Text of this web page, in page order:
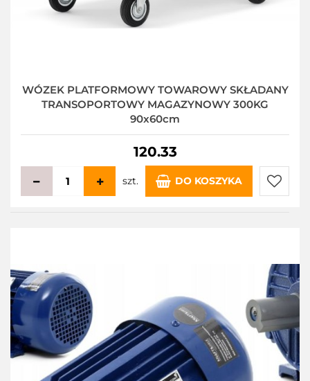
WÓZEK PLATFORMOWY TOWAROWY SKŁADANY
TRANSOPORTOWY MAGAZYNOWY 300KG
90x60cm
120.33
szt. DO KOSZYKA
Do